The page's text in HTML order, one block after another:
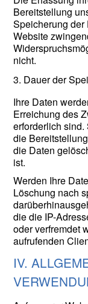
Bereitstellung
Speicherung der
Website
nicht.
3. Dauer der
Ihre Daten
Erreichung des
erforderlich sind.
die
die Daten
ist.
Werden Ihre
Löschung nach
die die IP-
oder verfremdet
aufrufenden
IV.